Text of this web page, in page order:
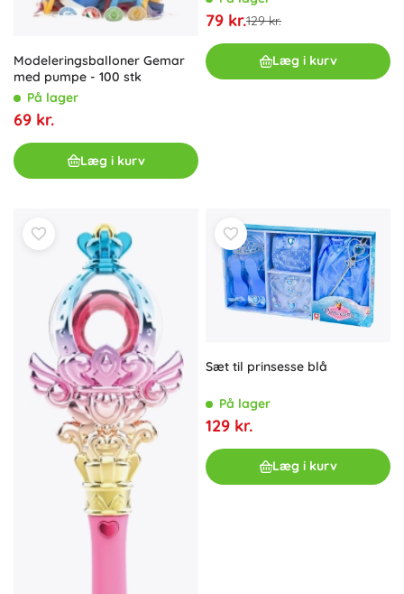
Modeleringsballoner Gemar
med pumpe - 100 stk
På lager
69 kr.
Læg i kurv
79 kr.129 kr.
Læg i kurv
Sæt til prinsesse blå
På lager
129 kr.
Læg i kurv